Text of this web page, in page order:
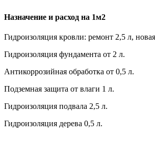
Назначение и расход на 1м2
Гидроизоляция кровли: ремонт 2,5 л,
Гидроизоляция фундамента от 2 л.
Антикоррозийная обработка от 0,5 л.
Подземная защита от влаги 1 л.
Гидроизоляция подвала 2,5 л.
Гидроизоляция дерева 0,5 л.